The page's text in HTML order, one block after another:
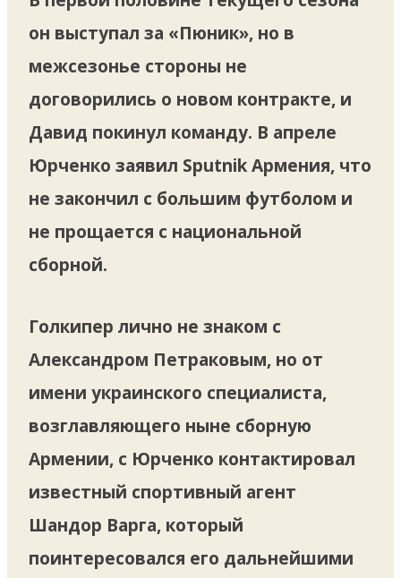
он выступал за «Пюник», но в
межсезонье стороны не
договорились о новом контракте, и
Давид покинул команду. В апреле
Юрченко заявил Sputnik Армения, что
не закончил с большим футболом и
не прощается с национальной
сборной.
Голкипер лично не знаком с
Александром Петраковым, но от
имени украинского специалиста,
возглавляющего ныне сборную
Армении, с Юрченко контактировал
известный спортивный агент
Шандор Варга, который
поинтересовался его дальнейшими